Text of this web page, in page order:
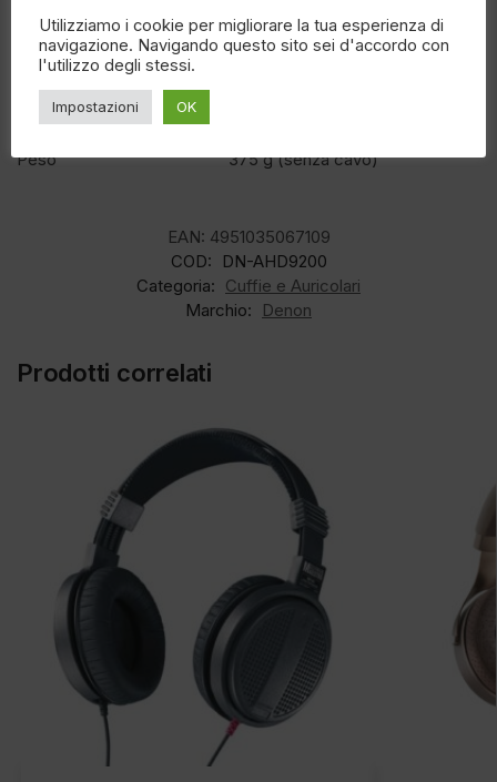
Risposta in frequenza
5 – 56,000 Hz
Potenza massima input
1,800 mW
Impedenza
Sensibilità
Peso
375 g (senza cavo)
EAN: 4951035067109
COD:
DN-AHD9200
Categoria: Cuffie e Auricolari
Marchio:
Denon
Prodotti correlati
Utilizziamo i cookie per migliorare la tua esperienza di
navigazione. Navigando questo sito sei d'accordo con
l'utilizzo degli stessi.
Impostazioni OK